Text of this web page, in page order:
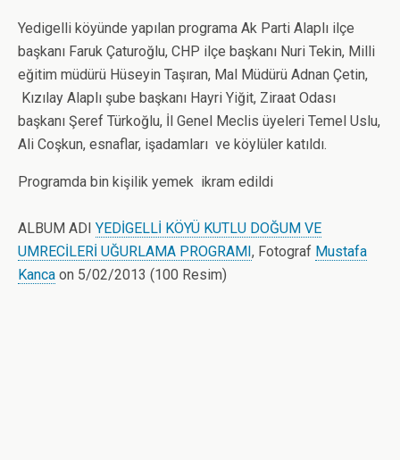
Yedigelli köyünde yapılan programa Ak Parti Alaplı ilçe
başkanı Faruk Çaturoğlu, CHP ilçe başkanı Nuri Tekin, Milli
eğitim müdürü Hüseyin Taşıran, Mal Müdürü Adnan Çetin,
Kızılay Alaplı şube başkanı Hayri Yiğit, Ziraat Odası
başkanı Şeref Türkoğlu, İl Genel Meclis üyeleri Temel Uslu,
Ali Coşkun, esnaflar, işadamları ve köylüler katıldı.
Programda bin kişilik yemek ikram edildi
ALBUM ADI YEDİGELLİ KÖYÜ KUTLU DOĞUM VE
UMRECİLERİ UĞURLAMA PROGRAMI, Fotograf Mustafa
Kanca on 5/02/2013 (100 Resim)